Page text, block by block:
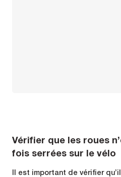
Vérifier que les roues
fois serrées sur le vélo
Il est important de vérifier